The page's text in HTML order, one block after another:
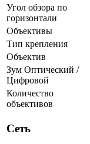
Угол обзора по
горизонтали
Объективы
Тип крепления
Объектив
Зум Оптический /
Цифровой
Количество
объективов
Сеть